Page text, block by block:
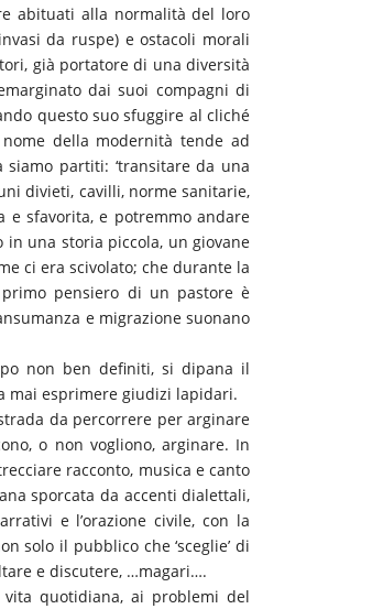
abituati alla normalità del loro
da ruspe) e ostacoli morali
già portatore di una diversità
dai suoi compagni di
questo suo sfuggire al cliché
della modernità tende ad
partiti: ‘transitare da una
divieti, cavilli, norme sanitarie,
e sfavorita, e potremmo andare
una storia piccola, un giovane
ci era scivolato; che durante la
pensiero di un pastore è
e migrazione suonano
non ben definiti, si dipana il
mai esprimere giudizi lapidari.
da percorrere per arginare
o non vogliono, arginare. In
racconto, musica e canto
sporcata da accenti dialettali,
e l’orazione civile, con la
solo il pubblico che ‘sceglie’ di
e discutere, …magari….
quotidiana, ai problemi del